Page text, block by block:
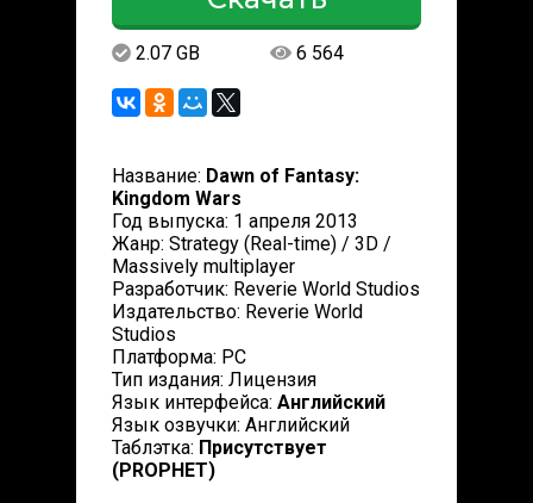
2.07 GB 6 564
Название: Dawn of Fantasy:
Kingdom Wars
Год выпуска: 1 апреля 2013
Жанр: Strategy (Real-time) / 3D /
Massively multiplayer
Разработчик: Reverie World Studios
Издательство: Reverie World
Studios
Платформа: PC
Тип издания: Лицензия
Язык интерфейса: Английский
Язык озвучки: Английский
Таблэтка: Присутствует
(PROPHET)